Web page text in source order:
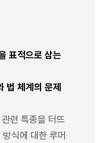
표적으로 삼는
법 체계의 문제
관련 특종을 터뜨
식에 대한 루머